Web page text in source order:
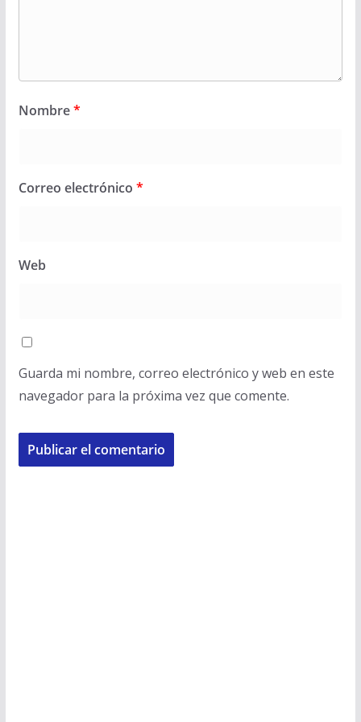
Nombre*
Correo electrónico *
Web
Guarda mi nombre, correo electrónico y web en este
navegador para la próxima vez que comente.